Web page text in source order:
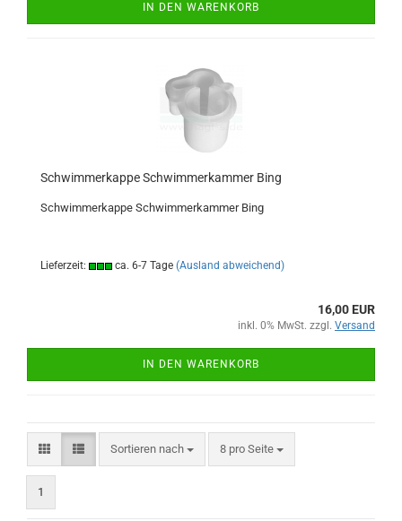
IN DEN WARENKORB
Schwimmerkappe Schwimmerkammer Bing
Schwimmerkappe Schwimmerkammer Bing
Lieferzeit: ca. 6-7 Tage (Ausland abweichend)
16,00 EUR
inkl. 0% MwSt. zzgl. Versand
IN DEN WARENKORB
Sortieren nach
Sortieren nach 8 pro Seite
pro Seite
1